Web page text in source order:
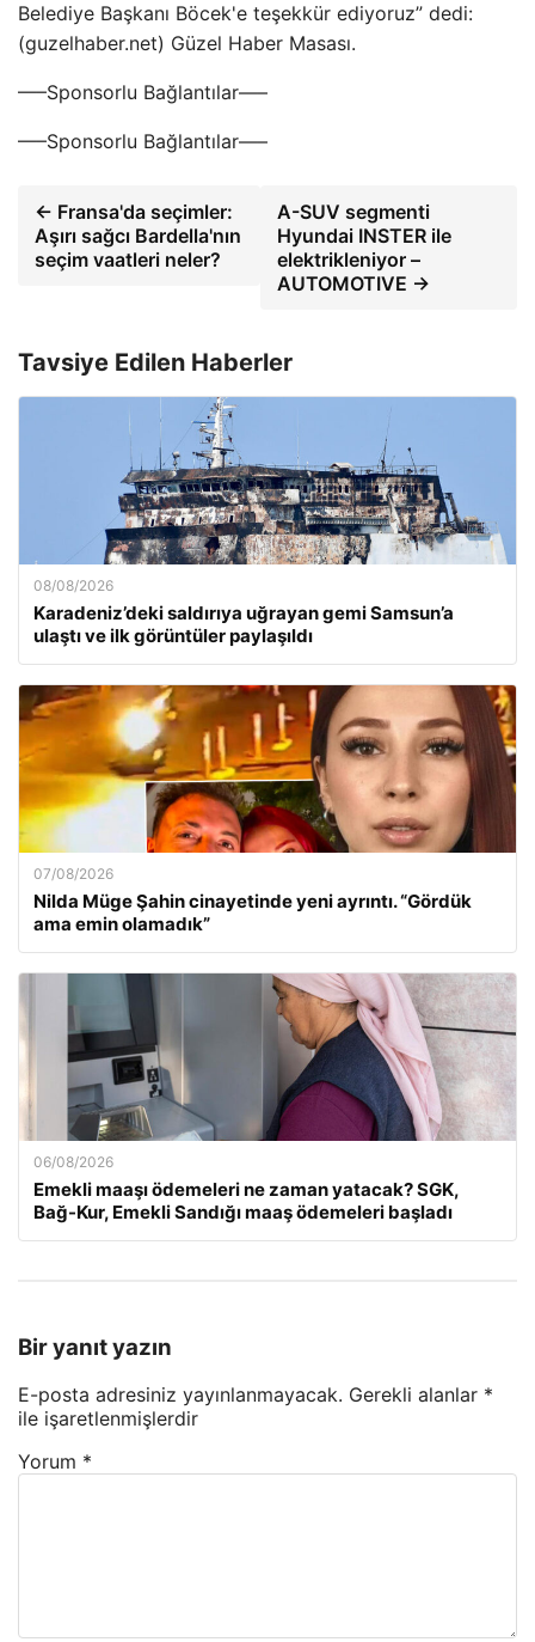
Belediye Başkanı Böcek'e teşekkür ediyoruz” dedi:
(guzelhaber.net) Güzel Haber Masası.
—–Sponsorlu Bağlantılar—–
—–Sponsorlu Bağlantılar—–
← Fransa'da seçimler:
Aşırı sağcı Bardella'nın
seçim vaatleri neler?
A-SUV segmenti
Hyundai INSTER ile
elektrikleniyor –
AUTOMOTIVE →
Tavsiye Edilen Haberler
08/08/2026
Karadeniz’deki saldırıya uğrayan gemi Samsun’a
ulaştı ve ilk görüntüler paylaşıldı
07/08/2026
Nilda Müge Şahin cinayetinde yeni ayrıntı. “Gördük
ama emin olamadık”
06/08/2026
Emekli maaşı ödemeleri ne zaman yatacak? SGK,
Bağ-Kur, Emekli Sandığı maaş ödemeleri başladı
Bir yanıt yazın
E-posta adresiniz yayınlanmayacak. Gerekli alanlar *
ile işaretlenmişlerdir
Yorum *